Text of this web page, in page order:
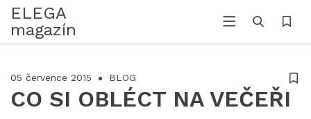
ELEGA
magazín
05 července 2015 BLOG
CO SI OBLÉCT NA VEČEŘI